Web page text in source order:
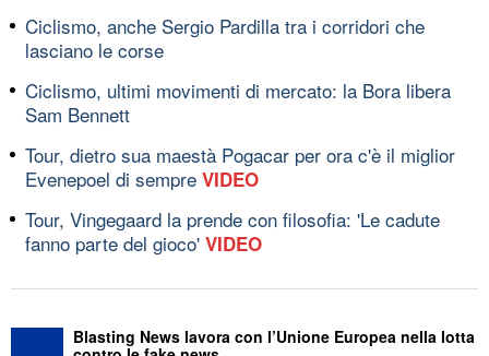
Ciclismo, anche Sergio Pardilla tra i corridori che
lasciano le corse
Ciclismo, ultimi movimenti di mercato: la Bora libera
Sam Bennett
Tour, dietro sua maestà Pogacar per ora c'è il miglior
Evenepoel di sempre VIDEO
Tour, Vingegaard la prende con filosofia: 'Le cadute
fanno parte del gioco' VIDEO
Blasting News lavora con l’Unione Europea nella lotta